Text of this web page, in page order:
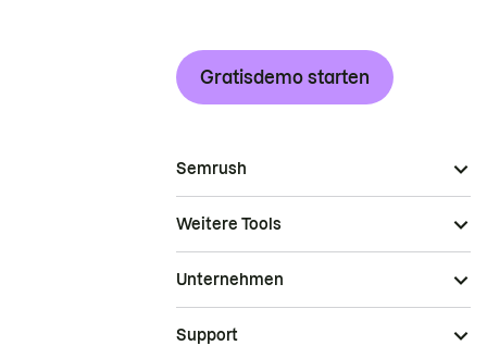
Gratisdemo starten
Semrush
Weitere Tools
Unternehmen
Support